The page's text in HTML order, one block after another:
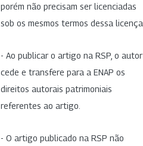
porém não precisam ser licenciadas
sob os mesmos termos dessa licença.
- Ao publicar o artigo na RSP, o autor
cede e transfere para a ENAP os
direitos autorais patrimoniais
referentes ao artigo.
- O artigo publicado na RSP não